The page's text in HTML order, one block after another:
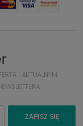
I AKTUALNYMI
ZAPISZ SIĘ